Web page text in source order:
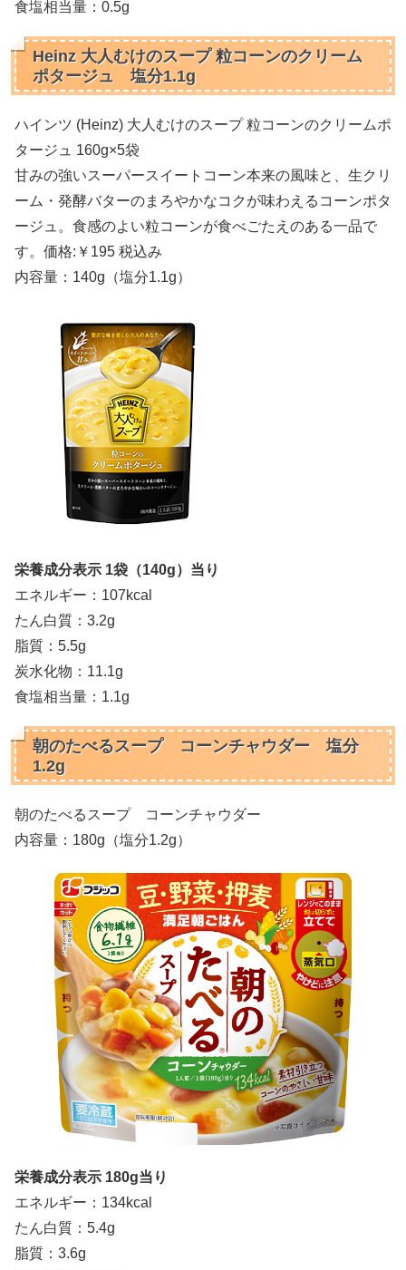
食塩相当量：0.5g
Heinz 大人むけのスープ 粒コーンのクリーム
ポタージュ 塩分1.1g
ハインツ (Heinz) 大人むけのスープ 粒コーンのクリームポ
タージュ 160g×5袋
甘みの強いスーパースイートコーン本来の風味と、生クリ
ーム・発酵バターのまろやかなコクが味わえるコーンポタ
ージュ。食感のよい粒コーンが食べごたえのある一品で
す。価格:￥195 税込み
内容量：140g（塩分1.1g）
栄養成分表示 1袋（140g）当り
エネルギー：107kcal
たん白質：3.2g
脂質：5.5g
炭水化物：11.1g
食塩相当量：1.1g
朝のたべるスープ コーンチャウダー 塩分
1.2g
朝のたべるスープ コーンチャウダー
内容量：180g（塩分1.2g）
栄養成分表示 180g当り
エネルギー：134kcal
たん白質：5.4g
脂質：3.6g